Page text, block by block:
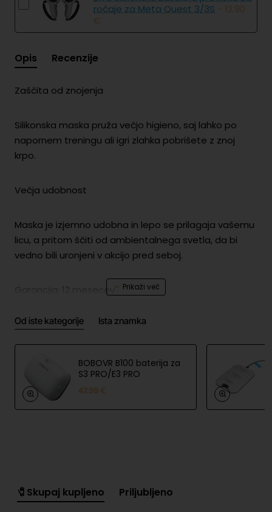
ročaje za Meta Quest 3/3S - 12.90
€
Opis Recenzije
Zaščita od znojenja
Silikonska maska ​​pruža večjo higieno, saj lahko po
napornem treningu ali igri zlahka pobrišete z znoj
krpo.
Večja udobnost
Maska je izjemno udobna in lepo se prilagaja vašemu
licu, a pritom ščiti od ambientalnega svetla, da bi
vedno bili uronjeni v akcijo pred seboj.
Garancija: 12 mesecev
Varnost izdelka
Informacije
o
LEGIT d.o.o. | Brnčičeva ulica 13,
Od iste kategorije Ista znamka
BOBOVR B100 baterija za
S3 PRO/E3 PRO
47.59 €
🧷Skupaj kupljeno Priljubljeno